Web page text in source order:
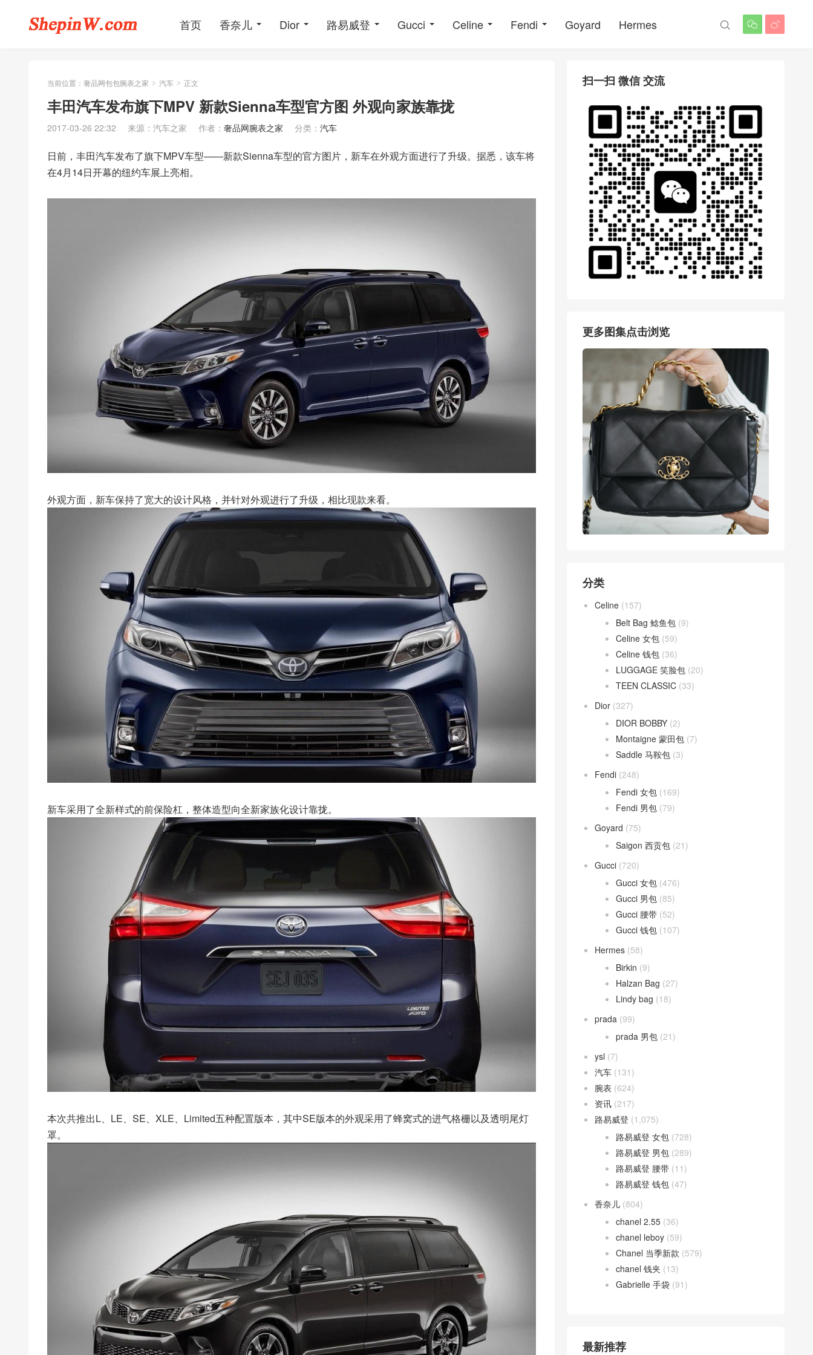
首页 香奈儿 Dior 路易威登 Gucci Celine Fendi Goyard Hermes  

当前位置： 奢品网包包腕表之家 > 汽车 > 正文
丰田汽车发布旗下MPV 新款Sienna车型官方图 外观向家族靠拢
2017-03-26 22:32 来源：汽车之家 作者： 奢品网腕表之家 分类： 汽车
日前，丰田汽车发布了旗下MPV车型——新款Sienna车型的官方图片，新车在外观方面进行了升级。据悉，该车将
在4月14日开幕的纽约车展上亮相。
外观方面，新车保持了宽大的设计风格，并针对外观进行了升级，相比现款来看。
新车采用了全新样式的前保险杠，整体造型向全新家族化设计靠拢。
本次共推出L、LE、SE、XLE、Limited五种配置版本，其中SE版本的外观采用了蜂窝式的进气格栅以及透明尾灯
罩。
扫一扫 微信 交流
更多图集点击浏览
分类
Celine (157)
Belt Bag 鲶鱼包 (9)
Celine 女包 (59)
Celine 钱包 (36)
LUGGAGE 笑脸包 (20)
TEEN CLASSIC (33)
Dior (327)
DIOR BOBBY (2)
Montaigne 蒙田包 (7)
Saddle 马鞍包 (3)
Fendi (248)
Fendi 女包 (169)
Fendi 男包 (79)
Goyard (75)
Saigon 西贡包 (21)
Gucci (720)
Gucci 女包 (476)
Gucci 男包 (85)
Gucci 腰带 (52)
Gucci 钱包 (107)
Hermes (58)
Birkin (9)
Halzan Bag (27)
Lindy bag (18)
prada (99)
prada 男包 (21)
ysl (7)
汽车 (131)
腕表 (624)
资讯 (217)
路易威登 (1,075)
路易威登 女包 (728)
路易威登 男包 (289)
路易威登 腰带 (11)
路易威登 钱包 (47)
香奈儿 (804)
chanel 2.55 (36)
chanel leboy (59)
Chanel 当季新款 (579)
chanel 钱夹 (13)
Gabrielle 手袋 (91)
最新推荐